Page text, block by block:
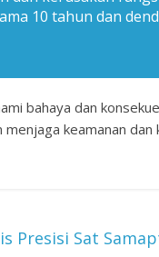
10 tahun dan
bahaya dan
keamanan dan
Sat